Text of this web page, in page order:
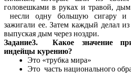
головешками в руках и травой,
несли одну большую сигару и
зажигали ее. Затем каждый делал
выпуская дым через ноздри.
Задание3. Какое значение
индейцы курению?
Это «трубка мира»
Это часть национального